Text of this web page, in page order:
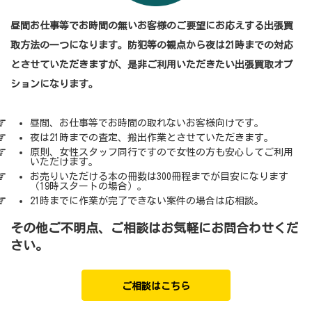
昼間お仕事等でお時間の無いお客様のご要望にお応えする出張買
取方法の一つになります。防犯等の観点から夜は21時までの対応
とさせていただきますが、是非ご利用いただきたい出張買取オプ
ションになります。
昼間、お仕事等でお時間の取れないお客様向けです。
夜は21時までの査定、搬出作業とさせていただきます。
原則、女性スタッフ同行ですので女性の方も安心してご利用
いただけます。
お売りいただける本の冊数は300冊程までが目安になります
（19時スタートの場合）。
21時までに作業が完了できない案件の場合は応相談。
その他ご不明点、ご相談はお気軽にお問合わせくだ
さい。
ご相談はこちら